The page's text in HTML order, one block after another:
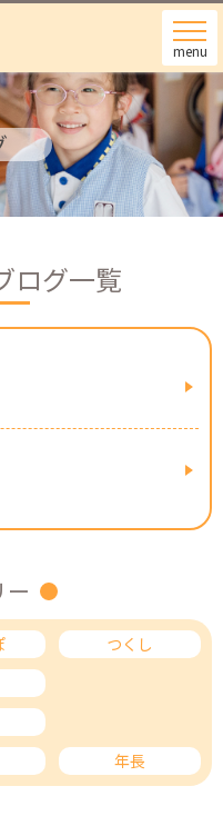
menu
ログ一覧
ー
つくし
年長